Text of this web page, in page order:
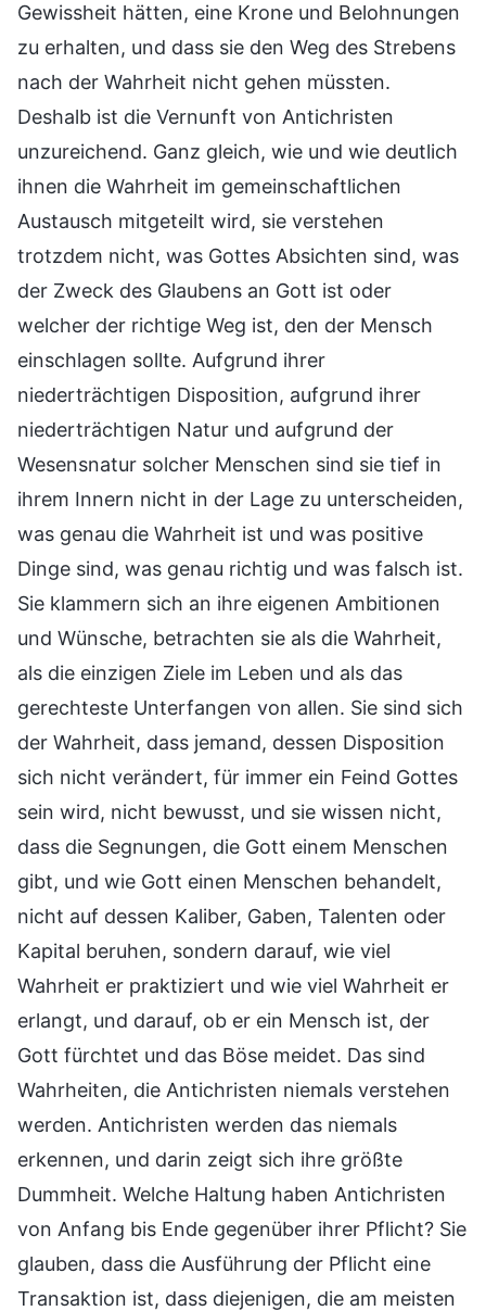
Gewissheit hätten, eine Krone und Belohnungen
zu erhalten, und dass sie den Weg des Strebens
nach der Wahrheit nicht gehen müssten.
Deshalb ist die Vernunft von Antichristen
unzureichend. Ganz gleich, wie und wie deutlich
ihnen die Wahrheit im gemeinschaftlichen
Austausch mitgeteilt wird, sie verstehen
trotzdem nicht, was Gottes Absichten sind, was
der Zweck des Glaubens an Gott ist oder
welcher der richtige Weg ist, den der Mensch
einschlagen sollte. Aufgrund ihrer
niederträchtigen Disposition, aufgrund ihrer
niederträchtigen Natur und aufgrund der
Wesensnatur solcher Menschen sind sie tief in
ihrem Innern nicht in der Lage zu unterscheiden,
was genau die Wahrheit ist und was positive
Dinge sind, was genau richtig und was falsch ist.
Sie klammern sich an ihre eigenen Ambitionen
und Wünsche, betrachten sie als die Wahrheit,
als die einzigen Ziele im Leben und als das
gerechteste Unterfangen von allen. Sie sind sich
der Wahrheit, dass jemand, dessen Disposition
sich nicht verändert, für immer ein Feind Gottes
sein wird, nicht bewusst, und sie wissen nicht,
dass die Segnungen, die Gott einem Menschen
gibt, und wie Gott einen Menschen behandelt,
nicht auf dessen Kaliber, Gaben, Talenten oder
Kapital beruhen, sondern darauf, wie viel
Wahrheit er praktiziert und wie viel Wahrheit er
erlangt, und darauf, ob er ein Mensch ist, der
Gott fürchtet und das Böse meidet. Das sind
Wahrheiten, die Antichristen niemals verstehen
werden. Antichristen werden das niemals
erkennen, und darin zeigt sich ihre größte
Dummheit. Welche Haltung haben Antichristen
von Anfang bis Ende gegenüber ihrer Pflicht? Sie
glauben, dass die Ausführung der Pflicht eine
Transaktion ist, dass diejenigen, die am meisten